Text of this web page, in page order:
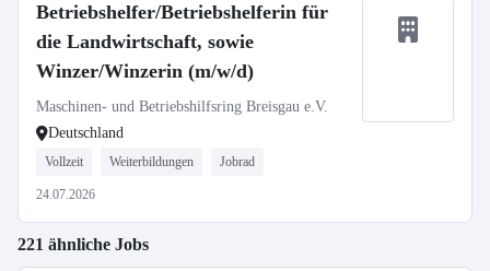
Betriebshelfer/Betriebshelferin für
die Landwirtschaft, sowie
Winzer/Winzerin (m/w/d)
Maschinen- und Betriebshilfsring Breisgau e.V.
Deutschland
Vollzeit Weiterbildungen Jobrad
24.07.2026
221 ähnliche Jobs